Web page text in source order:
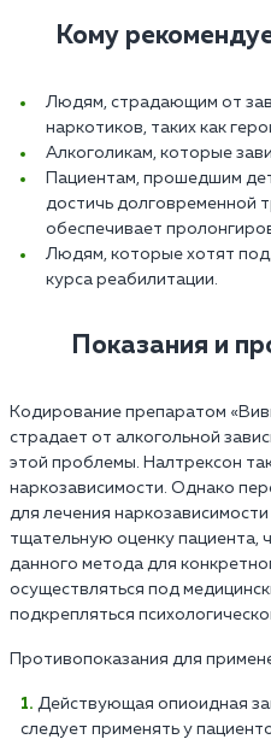
Кому
Людям, страдающим от
наркотиков, таких как
Алкоголикам, которые
Пациентам, прошедшим
достичь долговременной
обеспечивает
Людям, которые хотят
курса реабилитации.
Показания и
Кодирование препаратом
страдает от алкогольной
этой проблемы. Налтрексон
наркозависимости. Однако
для лечения
тщательную оценку пациента,
данного метода для
осуществляться под
подкрепляться
Противопоказания для
Действующая опиоидная
следует применять у